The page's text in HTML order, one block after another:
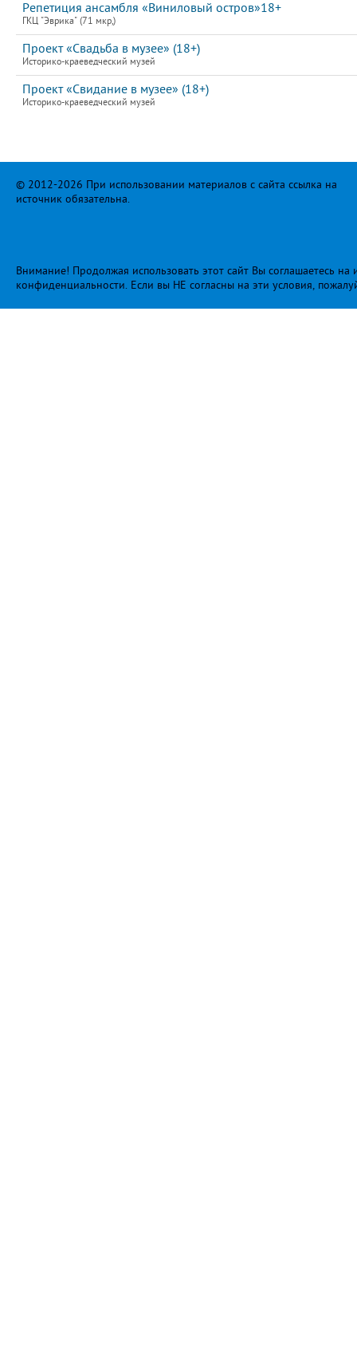
Репетиция ансамбля «Виниловый остров»18+
ГКЦ "Эврика" (71 мкр,)
Проект «Свадьба в музее» (18+)
Историко-краеведческий музей
Проект «Свидание в музее» (18+)
Историко-краеведческий музей
© 2012-2026 При использовании материалов с сайта ссылка на
источник обязательна.
Внимание! Продолжая использовать этот сайт Вы соглашаетесь
конфиденциальности. Если вы НЕ согласны на эти условия,